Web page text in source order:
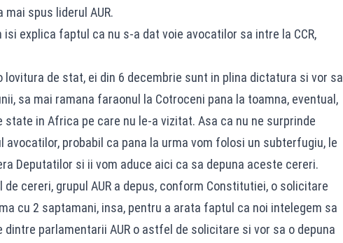
mai spus liderul AUR.
explica faptul ca nu s-a dat voie avocatilor sa intre la CCR,
lovitura de stat, ei din 6 decembrie sunt in plina dictatura si vor sa
sa mai ramana faraonul la Cotroceni pana la toamna, eventual,
state in Africa pe care nu le-a vizitat. Asa ca nu ne surprinde
probabil ca pana la urma vom folosi un subterfugiu, le
Deputatilor si ii vom aduce aici ca sa depuna aceste cereri.
cereri, grupul AUR a depus, conform Constitutiei, o solicitare
cu 2 saptamani, insa, pentru a arata faptul ca noi intelegem sa
parlamentarii AUR o astfel de solicitare si vor sa o depuna